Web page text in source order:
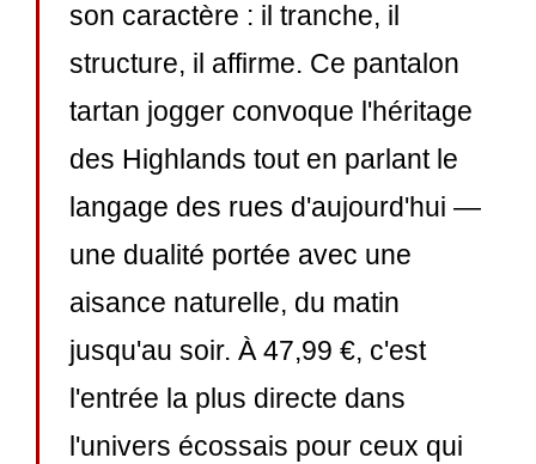
son caractère : il tranche, il
structure, il affirme. Ce pantalon
tartan jogger convoque l'héritage
des Highlands tout en parlant le
langage des rues d'aujourd'hui —
une dualité portée avec une
aisance naturelle, du matin
jusqu'au soir. À 47,99 €, c'est
l'entrée la plus directe dans
l'univers écossais pour ceux qui